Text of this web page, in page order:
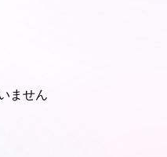
ません